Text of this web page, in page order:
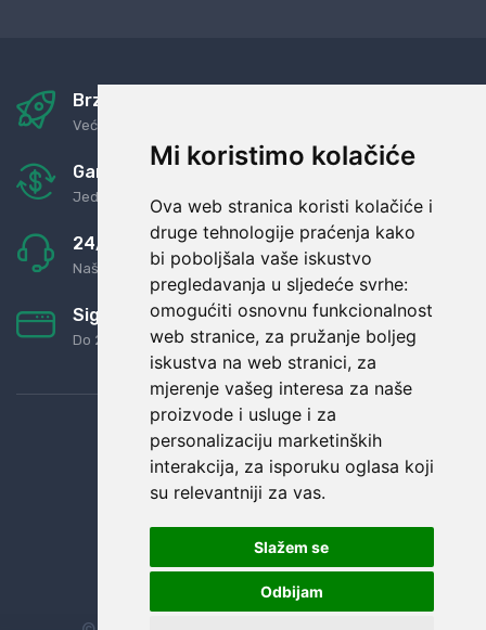
Mi koristimo kolačiće
Ova web stranica koristi kolačiće i
druge tehnologije praćenja kako
bi poboljšala vaše iskustvo
pregledavanja u sljedeće svrhe:
omogućiti osnovnu funkcionalnost
web stranice, za pružanje boljeg
iskustva na web stranici, za
mjerenje vašeg interesa za naše
proizvode i usluge i za
personalizaciju marketinških
interakcija, za isporuku oglasa koji
su relevantniji za vas.
Slažem se
Odbijam
Brza i sigurna dostava
Već za nekoliko dana kod vas
Garancija u povrat novaca
Jednostavno pravilo: Roba za novac
24/7 odlična podrška
Naši agenti uvijek na raspolaganju
Sigurno obročno plaćanje
Do 24 rata bez kamata